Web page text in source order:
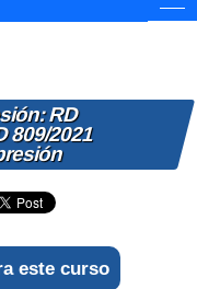
RD
809/2021
este curso